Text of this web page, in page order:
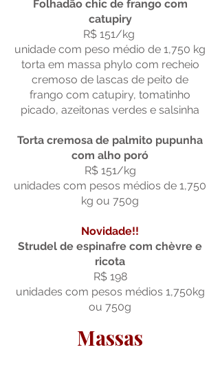
Folhadão chic de frango com
catupiry
R$ 151/kg
unidade com peso médio de 1,750 kg
torta em massa phylo com recheio
cremoso de lascas de peito de
frango com catupiry, tomatinho
picado, azeitonas verdes e salsinha
Torta cremosa de palmito pupunha
com alho poró
R$ 151/kg
unidades com pesos médios de 1,750
kg ou 750g
Novidade!!
Strudel de espinafre com chèvre e
ricota
R$ 198
unidades com pesos médios 1,750kg
ou 750g
Massas